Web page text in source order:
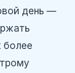
день —
более